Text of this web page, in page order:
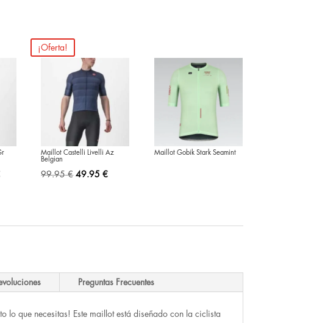
El
¡Oferta!
Maillot Castelli Livelli Az
Belgian
99.95 € El
49.95 €El
Maillot Gobik Stark Seamint
Preguntas Frecuentes
lo que necesitas! Este maillot está diseñado con la ciclista